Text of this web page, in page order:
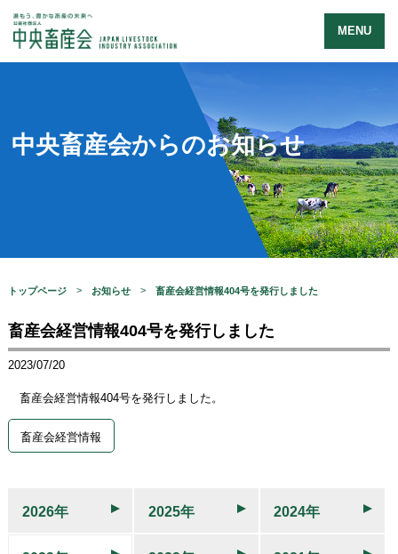
MENU
中央畜産会からのお知らせ
トップページ お知らせ 畜産会経営情報404号を発行しました
畜産会経営情報404号を発行しました
2023/07/20
畜産会経営情報404号を発行しました。
畜産会経営情報
2026年 2025年 2024年